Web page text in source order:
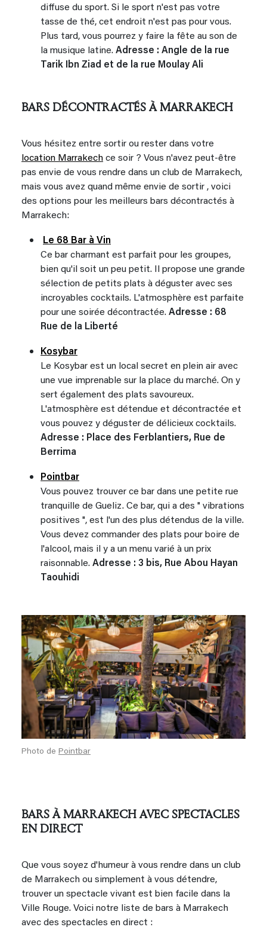
diffuse du sport. Si le sport n'est pas votre
tasse de thé, cet endroit n'est pas pour vous.
Plus tard, vous pourrez y faire la fête au son de
la musique latine. Adresse : Angle de la rue
Tarik Ibn Ziad et de la rue Moulay Ali
BARS DÉCONTRACTÉS À MARRAKECH
Vous hésitez entre sortir ou rester dans votre
location Marrakech ce soir ? Vous n'avez peut-être
pas envie de vous rendre dans un club de Marrakech,
mais vous avez quand même envie de sortir , voici
des options pour les meilleurs bars décontractés à
Marrakech:
Le 68 Bar à Vin
Ce bar charmant est parfait pour les groupes,
bien qu'il soit un peu petit. Il propose une grande
sélection de petits plats à déguster avec ses
incroyables cocktails. L'atmosphère est parfaite
pour une soirée décontractée. Adresse : 68
Rue de la Liberté
Kosybar
Le Kosybar est un local secret en plein air avec
une vue imprenable sur la place du marché. On y
sert également des plats savoureux.
L'atmosphère est détendue et décontractée et
vous pouvez y déguster de délicieux cocktails.
Adresse : Place des Ferblantiers, Rue de
Berrima
Pointbar
Vous pouvez trouver ce bar dans une petite rue
tranquille de Gueliz. Ce bar, qui a des " vibrations
positives ", est l'un des plus détendus de la ville.
Vous devez commander des plats pour boire de
l'alcool, mais il y a un menu varié à un prix
raisonnable. Adresse : 3 bis, Rue Abou Hayan
Taouhidi
Photo de Pointbar
BARS À MARRAKECH AVEC SPECTACLES
EN DIRECT
Que vous soyez d'humeur à vous rendre dans un club
de Marrakech ou simplement à vous détendre,
trouver un spectacle vivant est bien facile dans la
Ville Rouge. Voici notre liste de bars à Marrakech
avec des spectacles en direct :